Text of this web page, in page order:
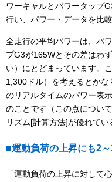
ワーキャルとパワータップ
行い、パワー・データを比
全走行の平均パワーは、パ
プG3が165Wとその差はわ
い）にとどまっています。
1,300ドル）を考えるとか
のリアルタイムのパワー表
のことです（この点につい
リズム[計算方法]が優れてい
■運動負荷の上昇にも2
「運動負荷の上昇に対して